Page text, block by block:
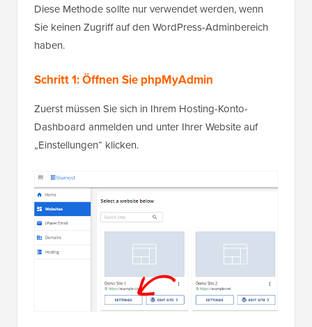
Diese Methode sollte nur verwendet werden, wenn
Sie keinen Zugriff auf den WordPress-Adminbereich
haben.
Schritt 1: Öffnen Sie phpMyAdmin
Zuerst müssen Sie sich in Ihrem Hosting-Konto-
Dashboard anmelden und unter Ihrer Website auf
„Einstellungen“ klicken.